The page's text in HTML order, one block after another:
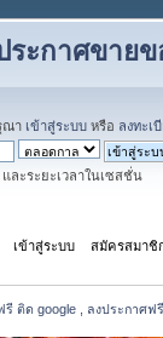
ระกาศขาย
ณา เข้าสู่ระบบ หรือ ลงทะเ
ละระยะเวลาในเซสชั่น
เข้าสู่ระบบ สมัครสมาชิ
ติด google , ลงประกาศฟรี